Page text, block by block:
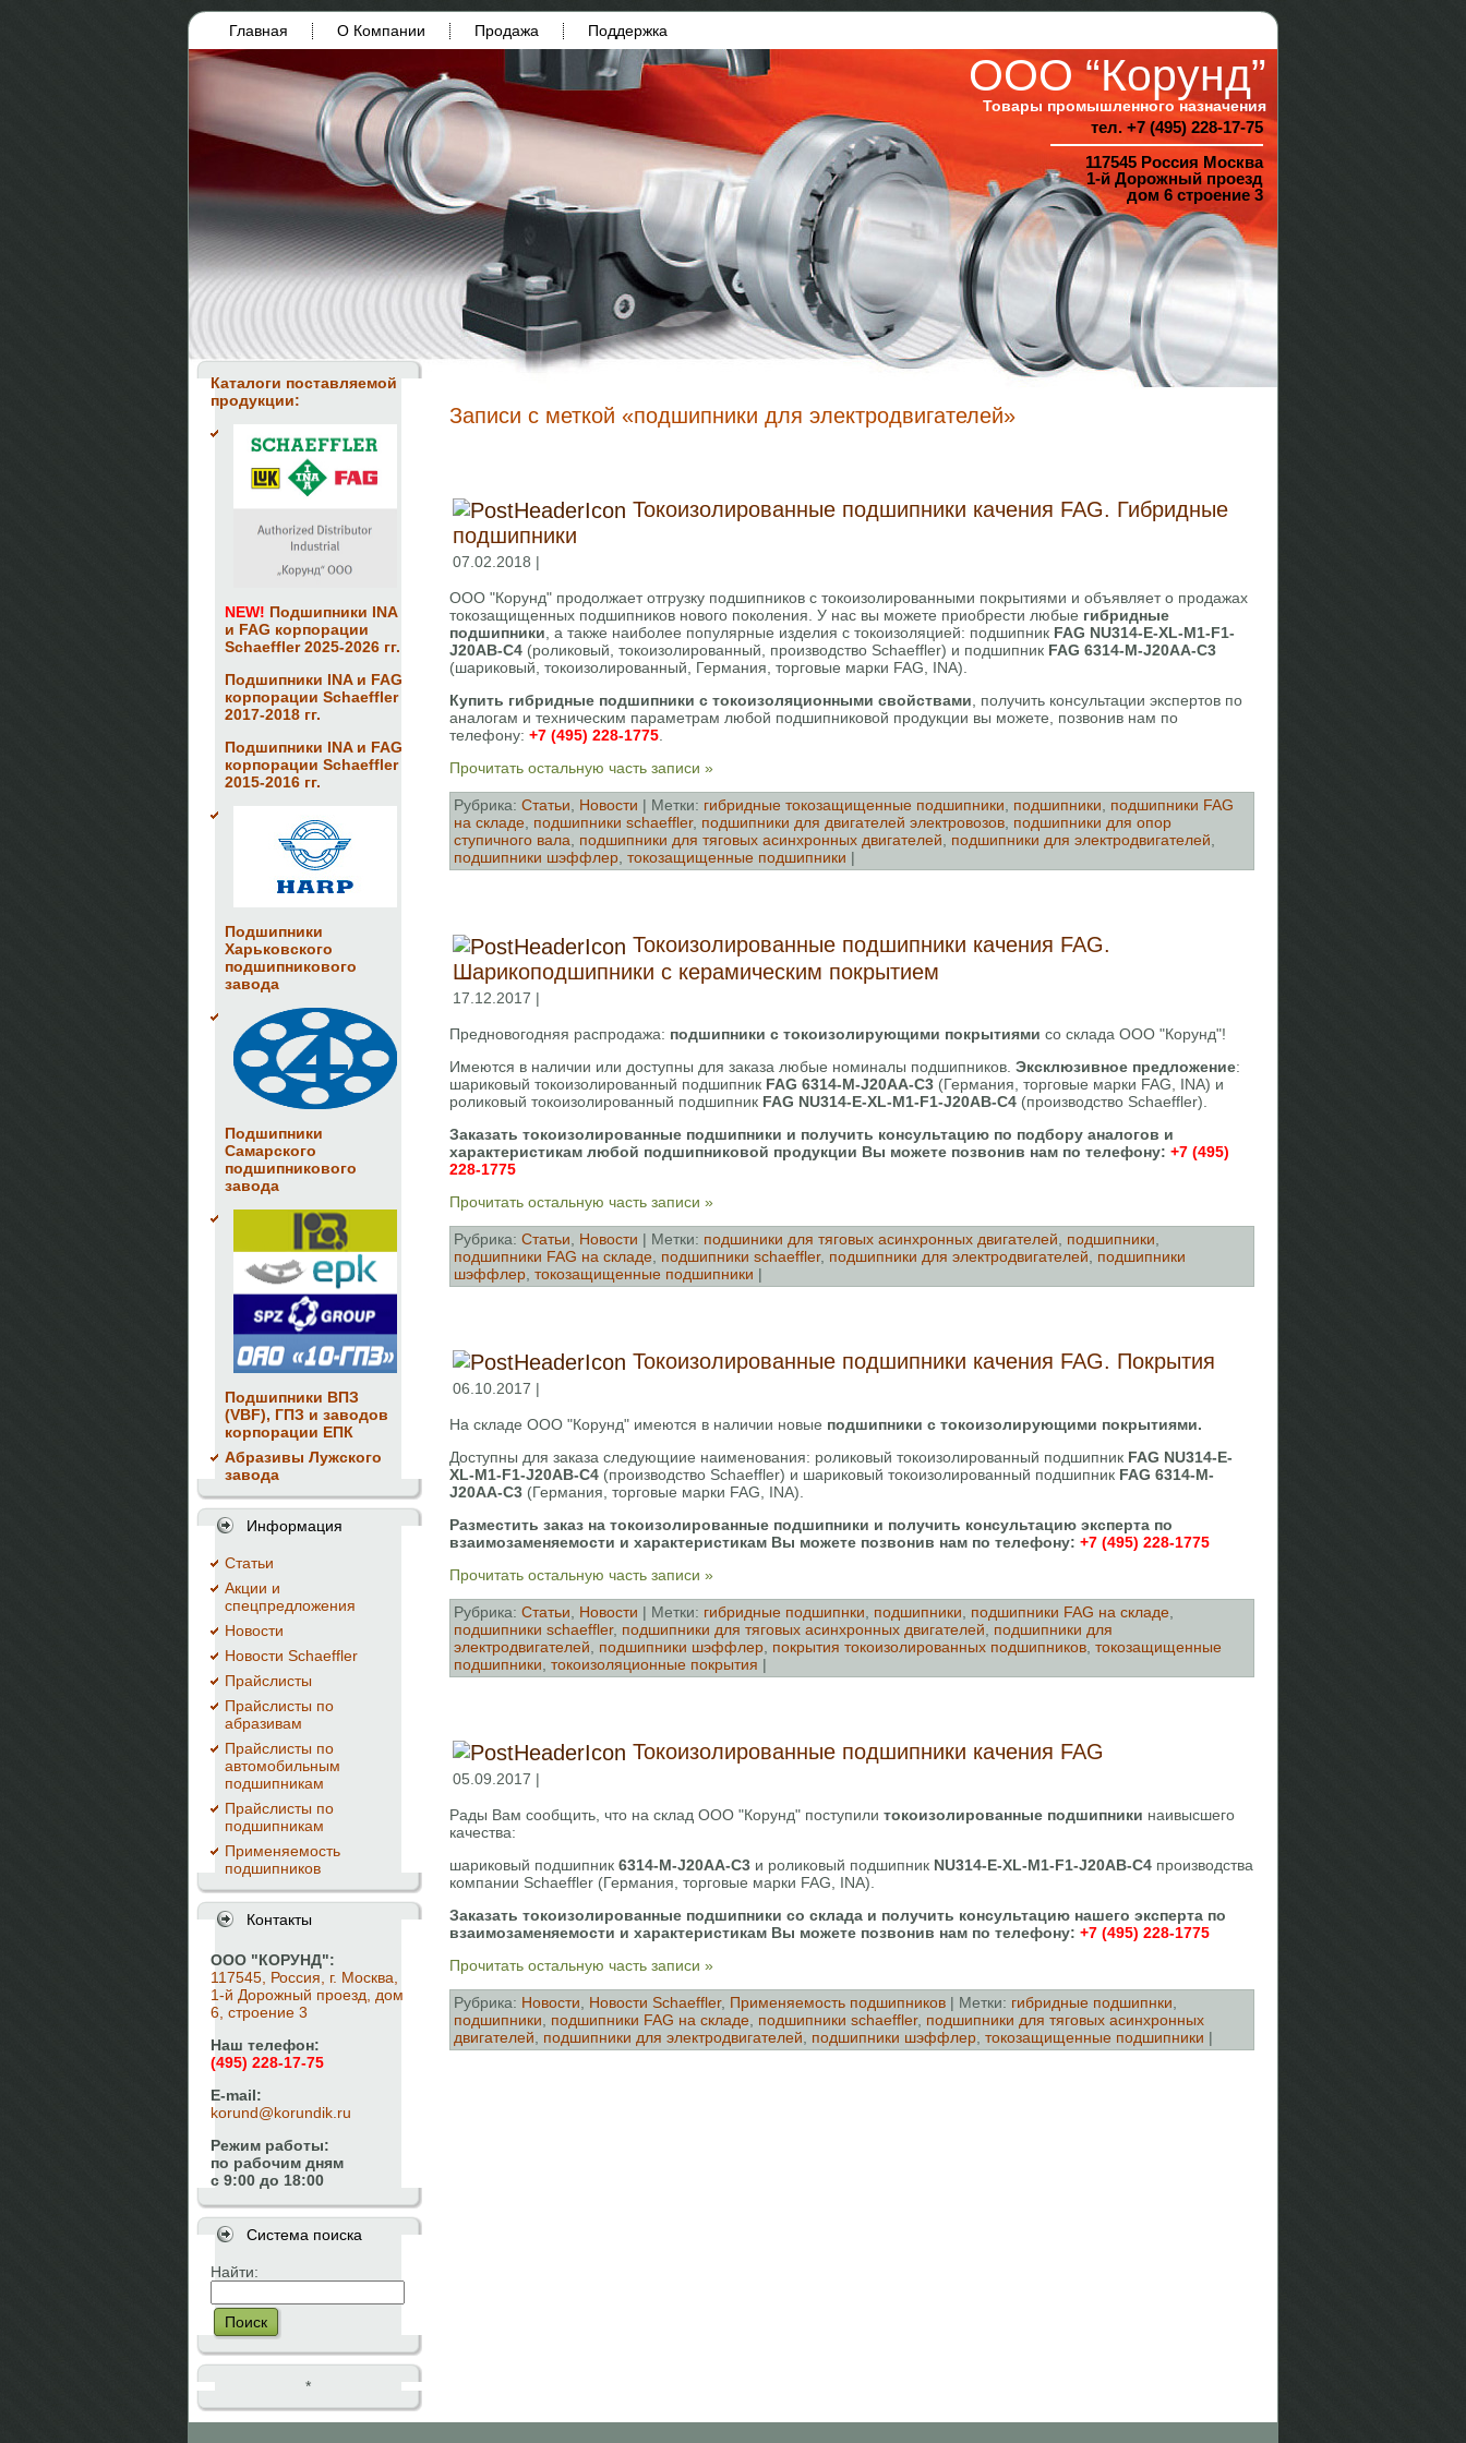
Главная О Компании Продажа Поддержка
ООО “Корунд”
Товары промышленного назначения
тел. +7 (495) 228-17-75
117545 Россия Москва
1-й Дорожный проезд
дом 6 строение 3
Каталоги поставляемой
продукции:
NEW! Подшипники INA
и FAG корпорации
Schaeffler 2025-2026 гг.
Подшипники INA и FAG
корпорации Schaeffler
2017-2018 гг.
Подшипники INA и FAG
корпорации Schaeffler
2015-2016 гг.
Подшипники
Харьковского
подшипникового
завода
Подшипники
Самарского
подшипникового
завода
Подшипники ВПЗ
(VBF), ГПЗ и заводов
корпорации ЕПК
Абразивы Лужского
завода
Информация
Cтатьи
Акции и
спецпредложения
Новости
Новости Schaeffler
Прайслисты
Прайслисты по
абразивам
Прайслисты по
автомобильным
подшипникам
Прайслисты по
подшипникам
Применяемость
подшипников
Контакты
ООО "КОРУНД":
117545, Россия, г. Москва,
1-й Дорожный проезд, дом
6, строение 3
Наш телефон:
(495) 228-17-75
E-mail:
korund@korundik.ru
Режим работы:
по рабочим дням
с 9:00 до 18:00
Система поиска
Найти:
Поиск
*
Записи с меткой «подшипники для электродвигателей»
Токоизолированные подшипники качения FAG. Гибридные
подшипники
07.02.2018 |
ООО "Корунд" продолжает отгрузку подшипников с токоизолированными покрытиями и объявляет о продажах
токозащищенных подшипников нового поколения. У нас вы можете приобрести любые гибридные
подшипники, а также наиболее популярные изделия с токоизоляцией: подшипник FAG NU314-E-XL-M1-F1-
J20AB-C4 (роликовый, токоизолированный, производство Schaeffler) и подшипник FAG 6314-M-J20AA-C3
(шариковый, токоизолированный, Германия, торговые марки FAG, INA).
Купить гибридные подшипники с токоизоляционными свойствами, получить консультации экспертов по
аналогам и техническим параметрам любой подшипниковой продукции вы можете, позвонив нам по
телефону: +7 (495) 228-1775.
Прочитать остальную часть записи »
Рубрика: Cтатьи, Новости | Метки: гибридные токозащищенные подшипники, подшипники, подшипники FAG
на складе, подшипники schaeffler, подшипники для двигателей электровозов, подшипники для опор
ступичного вала, подшипники для тяговых асинхронных двигателей, подшипники для электродвигателей,
подшипники шэффлер, токозащищенные подшипники |
Токоизолированные подшипники качения FAG.
Шарикоподшипники с керамическим покрытием
17.12.2017 |
Предновогодняя распродажа: подшипники с токоизолирующими покрытиями со склада ООО "Корунд"!
Имеются в наличии или доступны для заказа любые номиналы подшипников. Эксклюзивное предложение:
шариковый токоизолированный подшипник FAG 6314-M-J20AA-C3 (Германия, торговые марки FAG, INA) и
роликовый токоизолированный подшипник FAG NU314-E-XL-M1-F1-J20AB-C4 (производство Schaeffler).
Заказать токоизолированные подшипники и получить консультацию по подбору аналогов и
характеристикам любой подшипниковой продукции Вы можете позвонив нам по телефону: +7 (495)
228-1775
Прочитать остальную часть записи »
Рубрика: Cтатьи Новости | Метки: подшиники для тяговых асинхронных двигателей подшипники
подшипники FAG на складе подшипники schaeffler, подшипники для электродвигателей
подшипники
шэффлер токозащищенные подшипники |
Токоизолированные подшипники качения FAG. Покрытия
06.10.2017 |
На складе ООО "Корунд" имеются в наличии новые подшипники с токоизолирующими покрытиями.
Доступны для заказа следующиие наименования: роликовый токоизолированный подшипник FAG NU314-E-
XL-M1-F1-J20AB-C4 (производство Schaeffler) и шариковый токоизолированный подшипник FAG 6314-M-
J20AA-C3 (Германия, торговые марки FAG, INA).
Разместить заказ на токоизолированные подшипники и получить консультацию эксперта по
взаимозаменяемости и характеристикам Вы можете позвонив нам по телефону: +7 (495) 228-1775
Прочитать остальную часть записи »
Рубрика: Cтатьи Новости | Метки: гибридные подшипнки подшипники подшипники FAG на складе
подшипники schaeffler, подшипники для тяговых асинхронных двигателей
подшипники для
электродвигателей
подшипники шэффлер покрытия токоизолированных подшипников токозащищенные
подшипники токоизоляционные покрытия |
Токоизолированные подшипники качения FAG
05.09.2017 |
Рады Вам сообщить, что на склад ООО "Корунд" поступили токоизолированные подшипники наивысшего
качества:
шариковый подшипник 6314-M-J20AA-C3 и роликовый подшипник NU314-E-XL-M1-F1-J20AB-C4 производства
компании Schaeffler (Германия, торговые марки FAG, INA).
Заказать токоизолированные подшипники со склада и получить консультацию нашего эксперта по
взаимозаменяемости и характеристикам Вы можете позвонив нам по телефону: +7 (495) 228-1775
Прочитать остальную часть записи »
Рубрика: Новости Новости Schaeffler, Применяемость подшипников | Метки: гибридные подшипнки
подшипники
подшипники FAG на складе подшипники schaeffler, подшипники для тяговых асинхронных
двигателей
подшипники для электродвигателей подшипники шэффлер токозащищенные подшипники |